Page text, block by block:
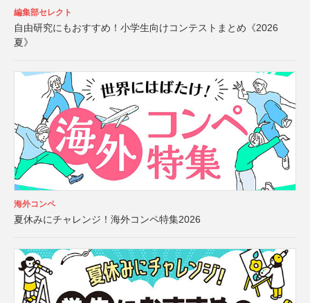
編集部セレクト
自由研究にもおすすめ！小学生向けコンテストまとめ《2026
夏》
海外コンペ
夏休みにチャレンジ！海外コンペ特集2026